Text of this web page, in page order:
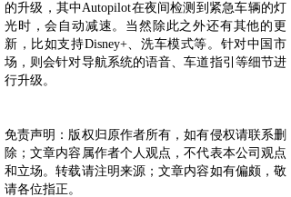
的升级，其中Autopilot在夜间检测到紧急车辆的灯
光时，会自动减速。当然除此之外还有其他的更
新，比如支持Disney+、洗车模式等。针对中国市
场，则会针对导航系统的语音、车道指引等细节进
行升级。
免责声明：版权归原作者所有，如有侵权请联系删
除；文章内容属作者个人观点，不代表本公司观点
和立场。转载请注明来源；文章内容如有偏颇，敬
请各位指正。